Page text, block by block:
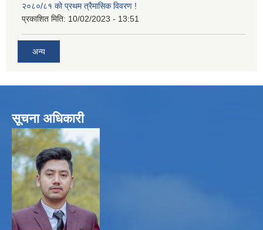
२०८०/८१ को प्रथम त्रैमासिक विवरण !
प्रकाशित मिति: 10/02/2023 - 13:51
अन्य
सूचना अधिकारी